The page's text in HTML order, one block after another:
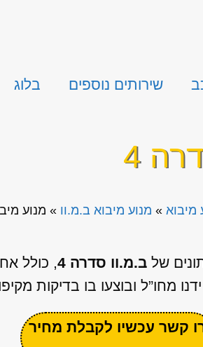
שירותים נוספים בלוג
4
מיבוא » מנוע מיבוא ב.מ.וו » מנוע
שלב.מ.וו סדרה 4 , כולל
מחו”ל ובוצעו בו בדיקות
קשר עכשיו לקבלת מחיר